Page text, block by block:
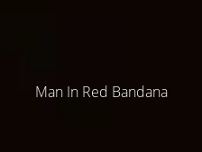
Man In Red Bandana